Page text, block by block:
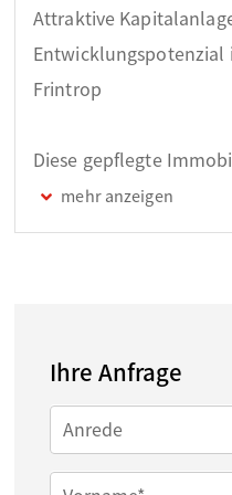
Attraktive
Entwicklungspotenzial
Frintrop
Diese gepflegte
vereint stabile
sowie interessantes
etablierten
täglichen Bedarfs
attraktiven Wohnlage.
Ihre Anfrage
Anrede